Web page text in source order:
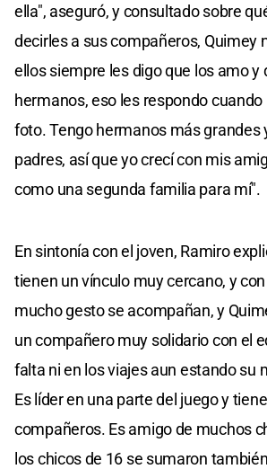
ella", aseguró, y consultado sobre
decirles a sus compañeros, Quimey
ellos siempre les digo que los amo y
hermanos, eso les respondo
foto. Tengo hermanos más grandes
padres, así que yo crecí con mis
como una segunda familia para mí".
En sintonía con el joven, Ramiro
tienen un vínculo muy cercano, y
mucho gesto se acompañan, y
un compañero muy solidario con el
falta ni en los viajes aun estando su
Es líder en una parte del juego y
compañeros. Es amigo de muchos
los chicos de 16 se sumaron